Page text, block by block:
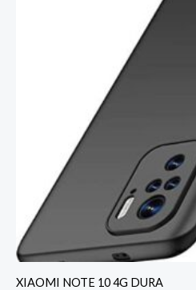
XIAOMI NOTE 10 4G DURA